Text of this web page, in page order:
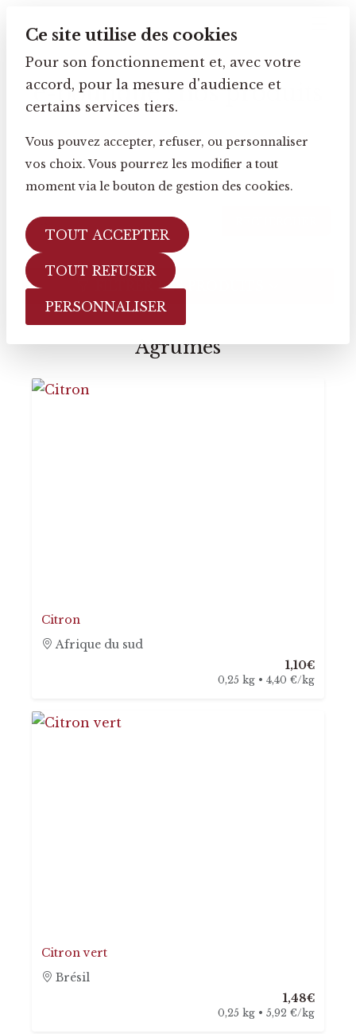
Ce site utilise des cookies
Pour son fonctionnement et, avec votre
accord, pour la mesure d'audience et
certains services tiers.
Vous pouvez accepter, refuser, ou personnaliser
vos choix. Vous pourrez les modifier a tout
moment via le bouton de gestion des cookies.
TOUT ACCEPTER
TOUT REFUSER
PERSONNALISER
e-boutique : nos produits
FILTRER LES PRODUITS
Agrumes
Citron
Afrique du sud
1,10€
0,25 kg • 4,40 €/kg
Citron vert
Brésil
1,48€
0,25 kg • 5,92 €/kg